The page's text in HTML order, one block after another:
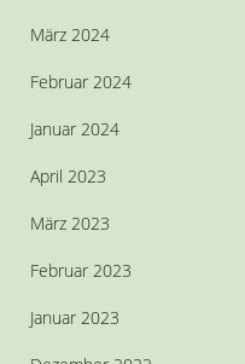
März 2024
Februar 2024
Januar 2024
April 2023
März 2023
Februar 2023
Januar 2023